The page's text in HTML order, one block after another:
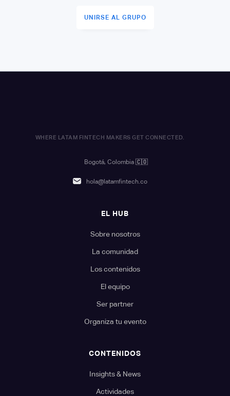
UNIRSE AL GRUPO
WHERE LATAM FINTECH MAKERS GET CONNECTED.
Bogotá, Colombia 🇨🇴
hola@latamfintech.co
EL HUB
Sobre nosotros
La comunidad
Los contenidos
El equipo
Ser partner
Organiza tu evento
CONTENIDOS
Insights & News
Actividades